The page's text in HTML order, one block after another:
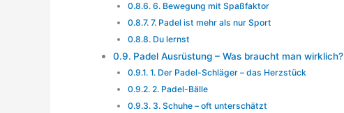
6. Bewegung mit Spaßfaktor
7. Padel ist mehr als nur Sport
Du lernst
Padel Ausrüstung – Was braucht man wirklich?
1. Der Padel-Schläger – das Herzstück
2. Padel-Bälle
3. Schuhe – oft unterschätzt